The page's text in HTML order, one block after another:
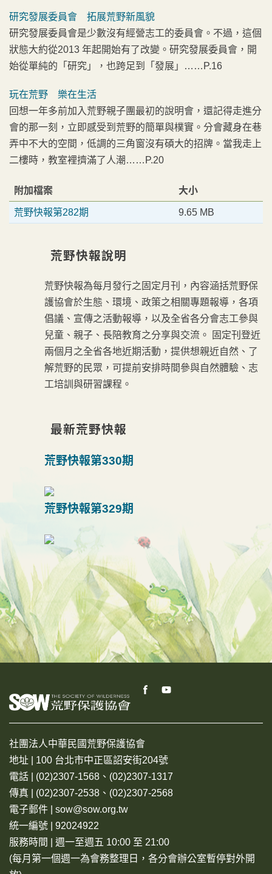
研究發展委員會 拓展荒野新風貌
研究發展委員會是少數沒有經營志工的委員會。不過，這個
狀態大約從2013 年起開始有了改變。研究發展委員會，開
始從單純的「研究」，也跨足到「發展」……P.16
玩在荒野 樂在生活
回想一年多前加入荒野親子團最初的說明會，還記得走進分
會的那一刻，立即感受到荒野的簡單與樸實。分會藏身在巷
弄中不大的空間，低調的三角窗沒有碩大的招牌。當我走上
二樓時，教室裡擠滿了人潮……P.20
附加檔案 大小
荒野快報第282期 9.65 MB
荒野快報說明
荒野快報為每月發行之固定月刊，內容涵括荒野保
護協會於生態、環境、政策之相關專題報導，各項
倡議、宣傳之活動報導，以及全省各分會志工參與
兒童、親子、長陪教育之分享與交流。 固定刊登近
兩個月之全省各地近期活動，提供想親近自然、了
解荒野的民眾，可提前安排時間參與自然體驗、志
工培訓與研習課程。
最新荒野快報
荒野快報第330期
荒野快報第329期
社團法人中華民國荒野保護協會
地址 | 100 台北市中正區詔安街204號
電話 | (02)2307-1568、(02)2307-1317
傳真 | (02)2307-2538、(02)2307-2568
電子郵件 | sow@sow.org.tw
統一編號 | 92024922
服務時間 | 週一至週五 10:00 至 21:00
(每月第一個週一為會務整理日，各分會辦公室暫停對外開